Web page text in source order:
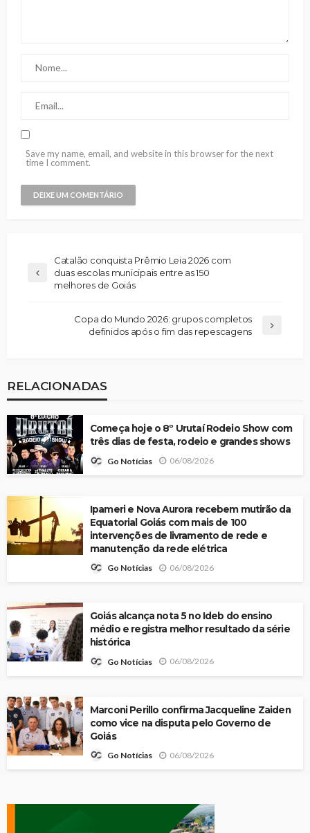
Save my name, email, and website in this browser for the next
time I comment.
Catalão conquista Prêmio Leia 2026 com
duas escolas municipais entre as 150
melhores de Goiás
Copa do Mundo 2026: grupos completos
definidos após o fim das repescagens
RELACIONADAS
Começa hoje o 8º Urutaí Rodeio Show com
três dias de festa, rodeio e grandes shows
Go Notícias 06/08/2026
Ipameri e Nova Aurora recebem mutirão da
Equatorial Goiás com mais de 100
intervenções de livramento de rede e
manutenção da rede elétrica
Go Notícias 06/08/2026
Goiás alcança nota 5 no Ideb do ensino
médio e registra melhor resultado da série
histórica
Go Notícias 06/08/2026
Marconi Perillo confirma Jacqueline Zaiden
como vice na disputa pelo Governo de
Goiás
Go Notícias 06/08/2026